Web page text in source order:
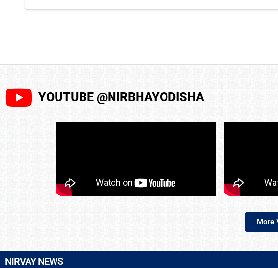
YOUTUBE @NIRBHAYODISHA
More
NIRVAY NEWS